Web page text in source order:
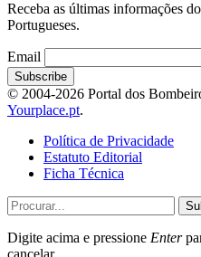
Receba as últimas informações
Portugueses.
Email
© 2004-2026 Portal dos
Yourplace.pt.
Política de Privacidade
Estatuto Editorial
Ficha Técnica
Digite acima e pressione Enter